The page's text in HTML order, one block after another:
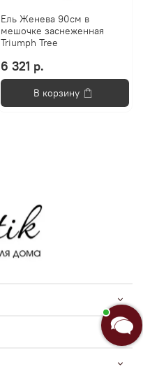
Ель Женева 90см в
мешочке заснеженная
Triumph Tree
6 321 р.
В корзину
Анастасия
Добро пожаловать в «Постель
Я Анастасия, Ваш консультант.